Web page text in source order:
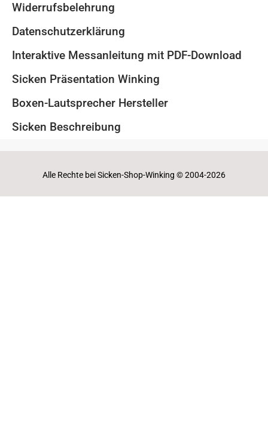
Widerrufsbelehrung
Datenschutzerklärung
Interaktive Messanleitung mit PDF-Download
Sicken Präsentation Winking
Boxen-Lautsprecher Hersteller
Sicken Beschreibung
Alle Rechte bei Sicken-Shop-Winking © 2004-2026